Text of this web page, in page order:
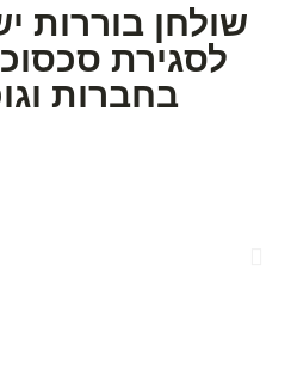
שולחן בוררות
לסגירת
בחברות